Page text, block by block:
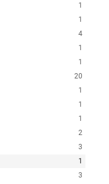
1
1
4
1
1
20
1
1
1
2
3
1
3